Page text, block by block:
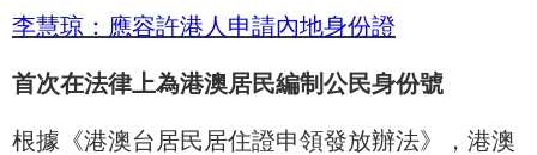
李慧琼：應容許港人申請內地身份證
首次在法律上為港澳居民編制公民身份號
根據《港澳台居民居住證申領發放辦法》，港澳